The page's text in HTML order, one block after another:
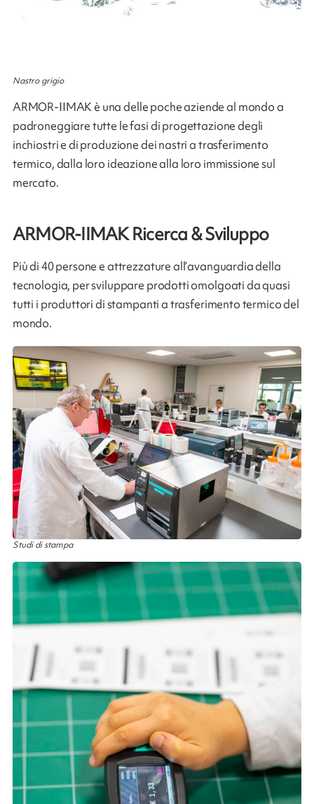
Nastro grigio
ARMOR-IIMAK è una delle poche aziende al mondo a
padroneggiare tutte le fasi di progettazione degli
inchiostri e di produzione dei nastri a trasferimento
termico, dalla loro ideazione alla loro immissione sul
mercato.
ARMOR-IIMAK Ricerca & Sviluppo
Più di 40 persone e attrezzature all’avanguardia della
tecnologia, per sviluppare prodotti omolgoati da quasi
tutti i produttori di stampanti a trasferimento termico del
mondo.
Studi di stampa